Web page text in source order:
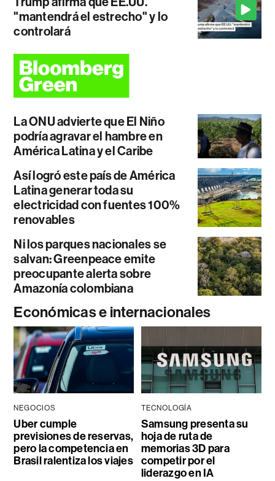
"mantendrá el estrecho" y lo
controlará
La ONU advierte que El Niño
podría agravar el hambre en
América Latina y el Caribe
Así logró este país de América
Latina generar toda su
electricidad con fuentes 100%
renovables
Ni los parques nacionales se
salvan: Greenpeace emite
preocupante alerta sobre
Amazonía colombiana
Económicas e internacionales
NEGOCIOS
Uber cumple
previsiones de reservas,
pero la competencia en
Brasil ralentiza los viajes
TECNOLOGÍA
Samsung presenta su
hoja de ruta de
memorias 3D para
competir por el
liderazgo en IA